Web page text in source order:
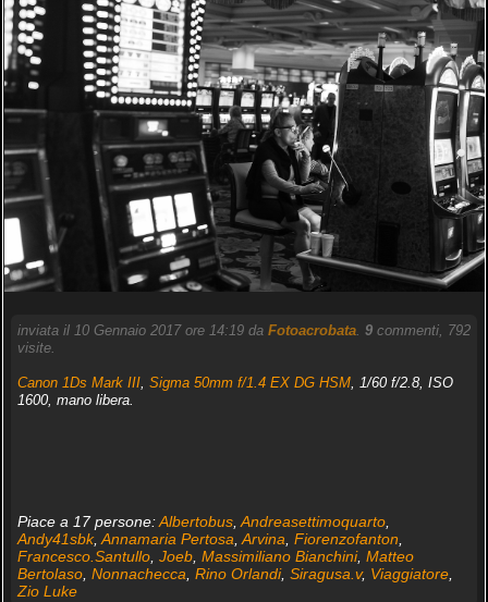
inviata il 10 Gennaio 2017 ore 14:19 da Fotoacrobata. 9commenti, 792
visite.
Canon 1Ds Mark III, Sigma 50mm f/1.4 EX DG HSM, 1/60 f/2.8, ISO
1600, mano libera.
Piace a 17 persone:Albertobus, Andreasettimoquarto,
Andy41sbk, Annamaria Pertosa Arvina Fiorenzofanton
Francesco.Santullo, Joeb, Massimiliano Bianchini, Matteo
Bertolaso, Nonnachecca Rino Orlandi, Siragusa.v, Viaggiatore,
Zio Luke